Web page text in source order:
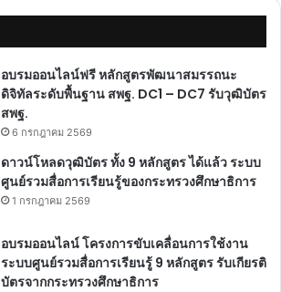
อบรมออนไลน์ฟรี หลักสูตรพัฒนาสมรรถนะ
ดิจิทัลระดับพื้นฐาน สพฐ. DC1 – DC7 รับวุฒิบัตร
สพฐ.
6 กรกฎาคม 2569
ดาวน์โหลดวุฒิบัตร ทั้ง 9 หลักสูตร ได้แล้ว ระบบ
ศูนย์รวมสื่อการเรียนรู้ของกระทรวงศึกษาธิการ
1 กรกฎาคม 2569
อบรมออนไลน์ โครงการขับเคลื่อนการใช้งาน
ระบบศูนย์รวมสื่อการเรียนรู้ 9 หลักสูตร รับเกียรติ
บัตรจากกระทรวงศึกษาธิการ